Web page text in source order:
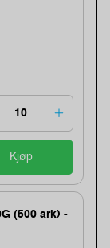
Kjøp
(500 ark) -